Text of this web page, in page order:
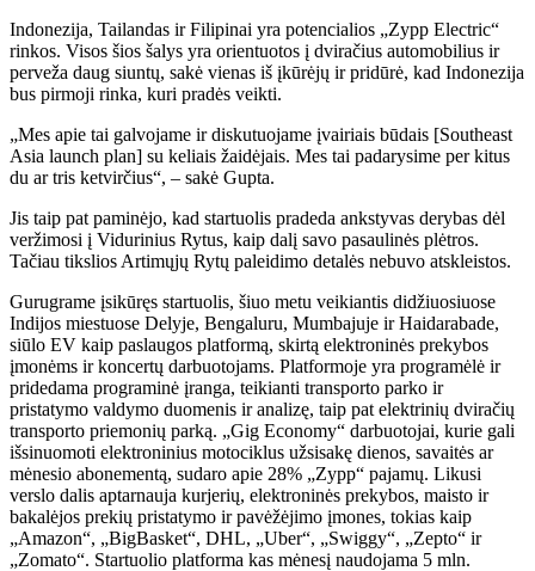
Indonezija, Tailandas ir Filipinai yra potencialios „Zypp Electric“
rinkos. Visos šios šalys yra orientuotos į dviračius automobilius ir
perveža daug siuntų, sakė vienas iš įkūrėjų ir pridūrė, kad Indonezija
bus pirmoji rinka, kuri pradės veikti.
„Mes apie tai galvojame ir diskutuojame įvairiais būdais [Southeast
Asia launch plan] su keliais žaidėjais. Mes tai padarysime per kitus
du ar tris ketvirčius“, – sakė Gupta.
Jis taip pat paminėjo, kad startuolis pradeda ankstyvas derybas dėl
veržimosi į Vidurinius Rytus, kaip dalį savo pasaulinės plėtros.
Tačiau tikslios Artimųjų Rytų paleidimo detalės nebuvo atskleistos.
Gurugrame įsikūręs startuolis, šiuo metu veikiantis didžiuosiuose
Indijos miestuose Delyje, Bengaluru, Mumbajuje ir Haidarabade,
siūlo EV kaip paslaugos platformą, skirtą elektroninės prekybos
įmonėms ir koncertų darbuotojams. Platformoje yra programėlė ir
pridedama programinė įranga, teikianti transporto parko ir
pristatymo valdymo duomenis ir analizę, taip pat elektrinių dviračių
transporto priemonių parką. „Gig Economy“ darbuotojai, kurie gali
išsinuomoti elektroninius motociklus užsisakę dienos, savaitės ar
mėnesio abonementą, sudaro apie 28% „Zypp“ pajamų. Likusi
verslo dalis aptarnauja kurjerių, elektroninės prekybos, maisto ir
bakalėjos prekių pristatymo ir pavėžėjimo įmones, tokias kaip
„Amazon“, „BigBasket“, DHL, „Uber“, „Swiggy“, „Zepto“ ir
„Zomato“. Startuolio platforma kas mėnesį naudojama 5 mln.